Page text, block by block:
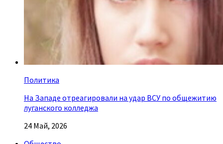
Политика
На Западе отреагировали на удар ВСУ по общежитию
луганского колледжа
24 Май, 2026